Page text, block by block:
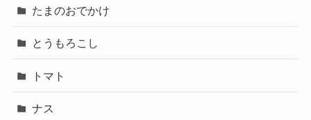
たまのおでかけ
とうもろこし
トマト
ナス